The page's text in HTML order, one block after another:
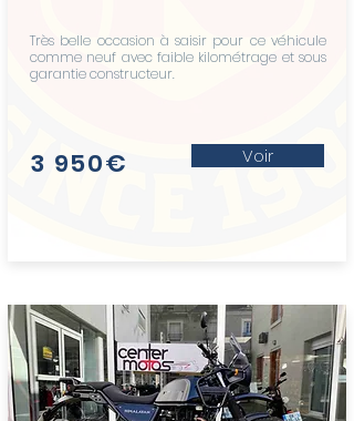
Très belle occasion à saisir pour ce véhicule
comme neuf avec faible kilométrage et sous
garantie constructeur.
3 950€ Voir